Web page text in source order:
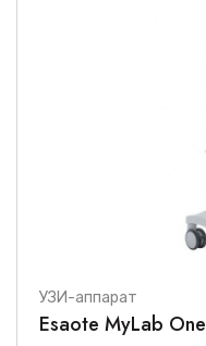
УЗИ-аппарат
Esaote MyLab One